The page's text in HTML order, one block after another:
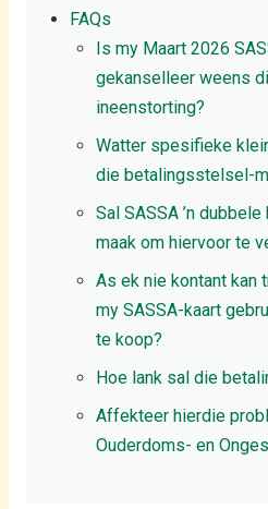
FAQs
Is my Maart 2026
gekanselleer weens
ineenstorting?
Watter spesifieke
die betalingsstelsel-
Sal SASSA ’n
maak om hiervoor te
As ek nie kontant kan
my SASSA-kaart
te koop?
Hoe lank sal die
Affekteer hierdie
Ouderdoms- en